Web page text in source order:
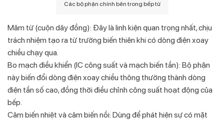
Các bộ phận chính bên trong bếp từ
Mâm từ (cuộn dây đồng): Đây là linh kiện quan trọng nhất, chịu
trách nhiệm tạo ra từ trường biến thiên khi có dòng điện xoay
chiều chạy qua.
Bo mạch điều khiển (IC công suất và mạch biến tần): Bộ phận
này biến đổi dòng điện xoay chiều thông thường thành dòng
điện tần số cao, đồng thời điều chỉnh công suất hoạt động của
bếp.
Cảm biến nhiệt và cảm biến nồi: Dùng để phát hiện sự có mặt